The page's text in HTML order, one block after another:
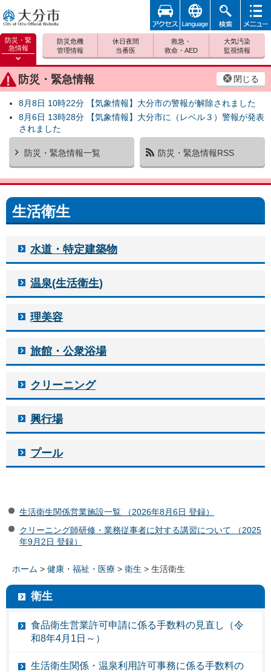
大分市
防災・緊
急情報
防災緊
急情報
を開く
防災・緊急情報 閉じる
8月8日 10時22分 【気象情報】大分市の警報が解除されました
8月6日 13時28分 【気象情報】大分市に（レベル３）警報が発表
されました
防災・緊急情報一覧 防災・緊急情報RSS
防災危機
管理情報
休日夜間
当番医
救急・
救命・AED
大気汚染
監視情報
アクセ
ス
foreign 検索
メニュ
生活衛生
水道・特定建築物
温泉(生活衛生)
理美容
旅館・公衆浴場
クリーニング
興行場
プール
生活衛生関係営業施設一覧 （2026年8月6日 登録）
クリーニング師研修・業務従事者に対する講習について （2025
年9月2日 登録）
ホーム > 健康・福祉・医療 > 衛生 > 生活衛生
衛生
食品衛生営業許可申請に係る手数料の見直し（令
和8年4月1日～）
生活衛生関係・温泉利用許可事務に係る手数料の